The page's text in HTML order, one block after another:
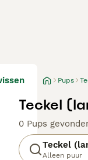
Pups
Teckel
0 Pups
Teckel
Alleen puur